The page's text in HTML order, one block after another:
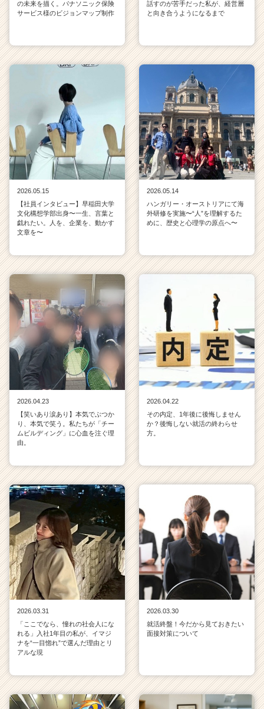
の未来を描く。パナソニック保険
サービス様のビジョンマップ制作
話すのが苦手だった私が、経営層
と向き合うようになるまで
2026.05.15
【社員インタビュー】早稲田大学
文化構想学部出身〜一生、言葉と
戯れたい。人を、企業を、動かす
文章を〜
2026.05.14
ハンガリー・オーストリアにて海
外研修を実施〜“人”を理解するた
めに、歴史と心理学の原点へ〜
2026.04.23
【笑いあり涙あり】本気でぶつか
り、本気で笑う。私たちが「チー
ムビルディング」に心血を注ぐ理
由。
2026.04.22
その内定、1年後に後悔しません
か？後悔しない就活の終わらせ
方。
2026.03.31
「ここでなら、憧れの社会人にな
れる」入社1年目の私が、イマジ
ナを“一目惚れ”で選んだ理由とリ
アルな現
2026.03.30
就活終盤！今だから見ておきたい
面接対策について